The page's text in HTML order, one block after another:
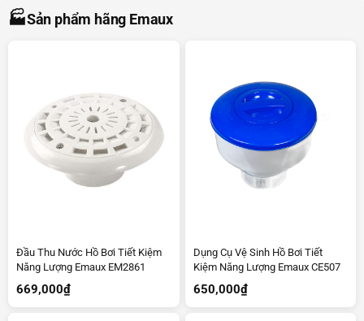
🏭Sản phẩm hãng Emaux
Đầu Thu Nước Hồ Bơi Tiết Kiệm
Năng Lượng Emaux EM2861
669,000₫
Dụng Cụ Vệ Sinh Hồ Bơi Tiết
Kiệm Năng Lượng Emaux CE507
650,000₫